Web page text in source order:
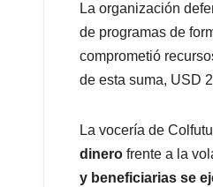
La organización
de programas de
comprometió
de esta suma, USD
La vocería de
dinero frente a la
y beneficiarias se